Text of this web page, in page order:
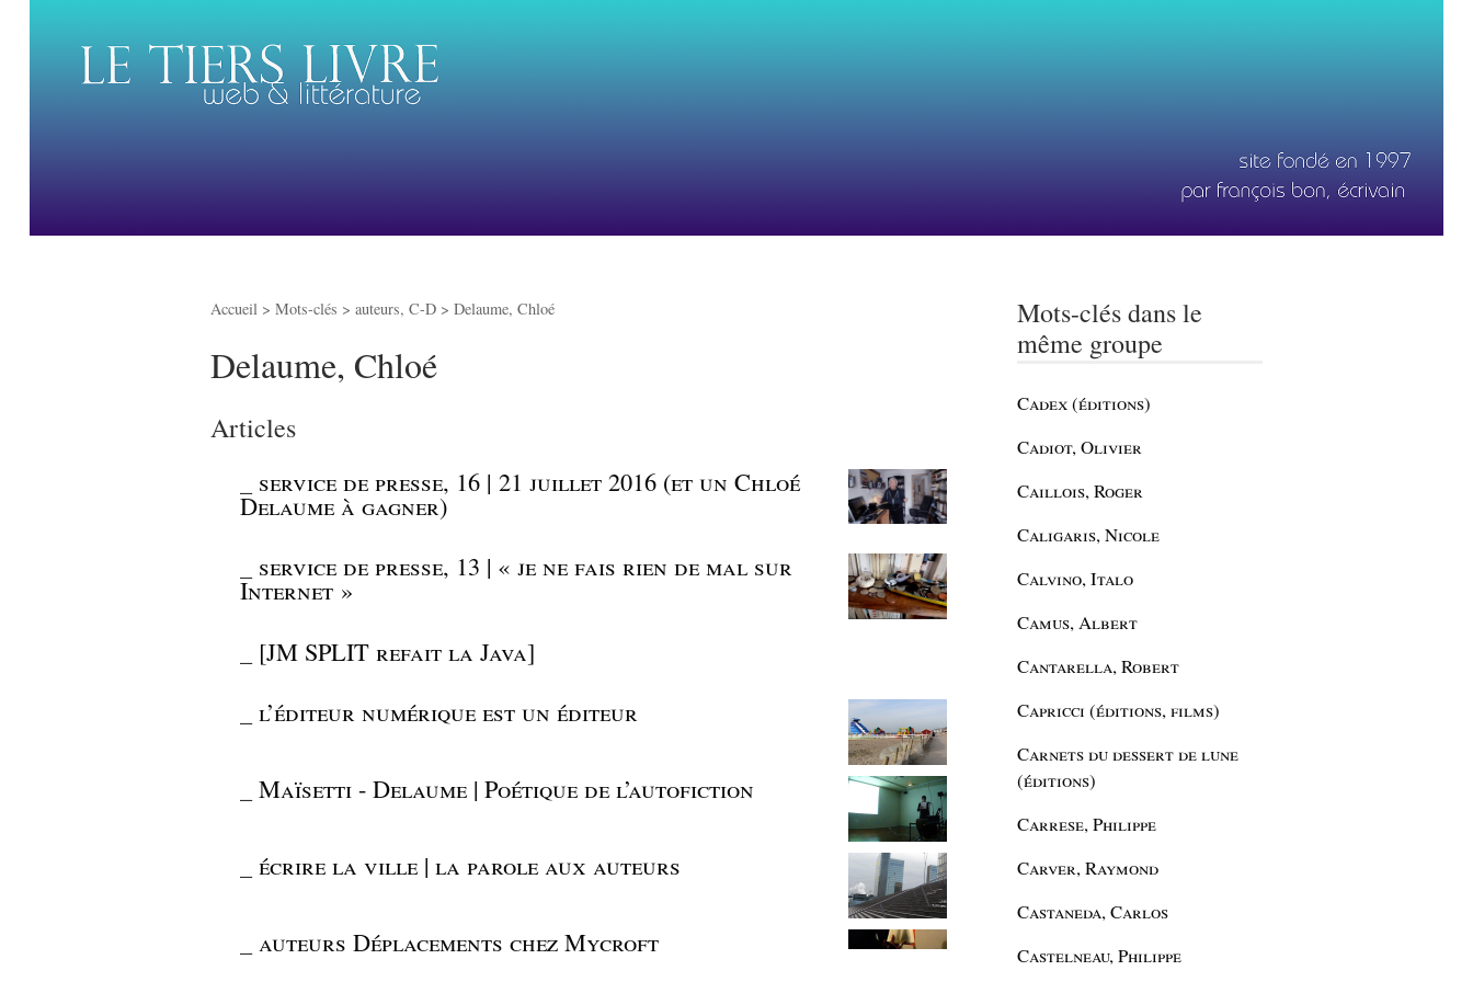
Accueil > Mots-clés > auteurs, C-D > Delaume, Chloé
Delaume, Chloé
Articles
service de presse, 16 | 21 juillet 2016 (et un Chloé
Delaume à gagner)
service de presse, 13 | « je ne fais rien de mal sur
Internet »
[JM SPLIT refait la Java]
l’éditeur numérique est un éditeur
Maïsetti - Delaume | Poétique de l’autofiction
écrire la ville | la parole aux auteurs
auteurs Déplacements chez Mycroft
Mots-clés dans le
même groupe
Cadex (éditions)
Cadiot, Olivier
Caillois, Roger
Caligaris, Nicole
Calvino, Italo
Camus, Albert
Cantarella, Robert
Capricci (éditions, films)
Carnets du dessert de lune
(éditions)
Carrese, Philippe
Carver, Raymond
Castaneda, Carlos
Castelneau, Philippe